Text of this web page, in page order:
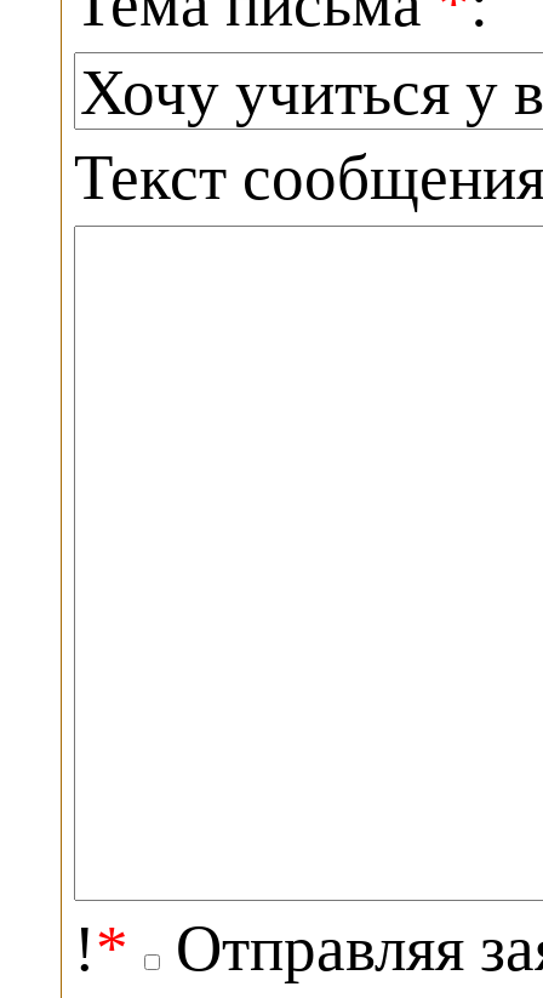
Текст
!*
Отправляя